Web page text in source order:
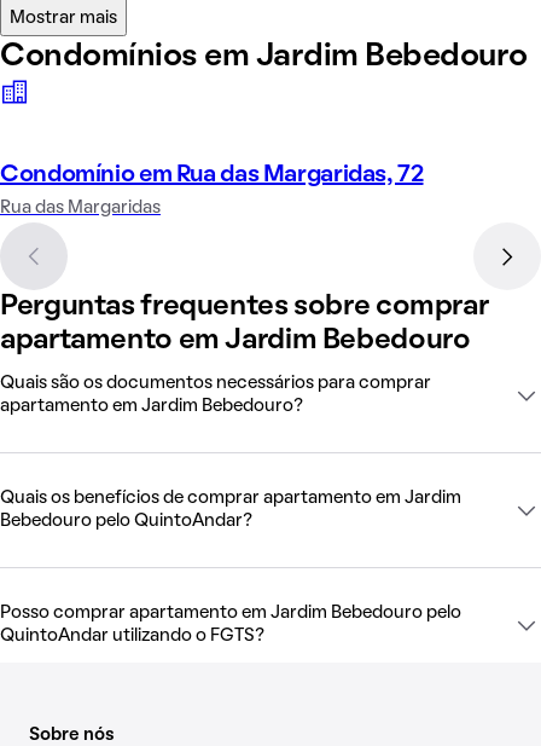
Mostrar mais
Condomínios em Jardim Bebedouro
Condomínio em Rua das Margaridas, 72
Rua das Margaridas
Perguntas frequentes sobre comprar
apartamento em Jardim Bebedouro
Quais são os documentos necessários para comprar
apartamento em Jardim Bebedouro?
Quais os benefícios de comprar apartamento em Jardim
Bebedouro pelo QuintoAndar?
Posso comprar apartamento em Jardim Bebedouro pelo
QuintoAndar utilizando o FGTS?
Sobre nós